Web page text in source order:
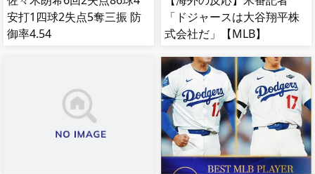
安打1四球2失点5奪三振 防
御率4.54
「ドジャースは大谷翔平株
式会社だ」【MLB】